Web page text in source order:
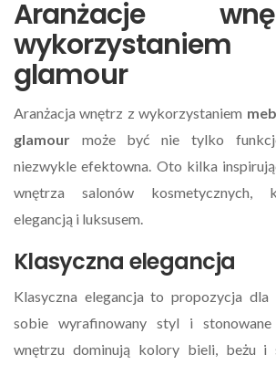
Aranżacje
glamour
Aranżacja wnętrz z wykorzystaniem
glamour może być nie tylko
niezwykle efektowna. Oto kilka
wnętrza salonów kosmetycznych,
elegancją i luksusem.
Klasyczna elegancja
Klasyczna elegancja to propozycja
sobie wyrafinowany styl i
wnętrzu dominują kolory bieli, beżu i